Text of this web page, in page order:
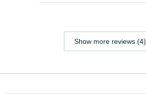
Show more reviews (4)